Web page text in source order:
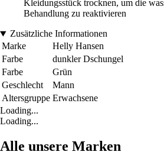
Kleidungsstück trocknen, um die
Behandlung zu reaktivieren
Zusätzliche Informationen
Marke
Helly Hansen
Farbe
dunkler Dschungel
Farbe
Grün
Geschlecht
Mann
Altersgruppe Erwachsene
Loading...
Loading...
Alle unsere Marken